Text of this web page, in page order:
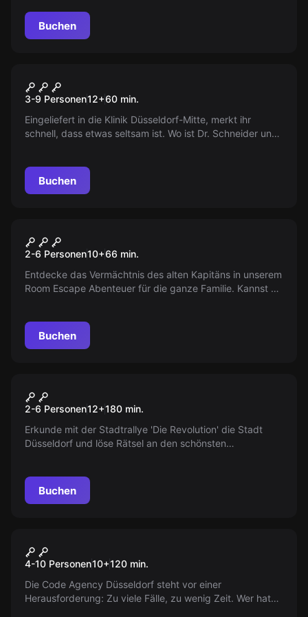
Buchen
Die Psychiatrie
3-9 Personen12+60 min.
Eingeliefert in die Klinik Düsseldorf-Mitte, merkt ihr
schnell, dass etwas seltsam ist. Wo ist Dr. Schneider und
Insassen...
Buchen
Das Vermächtnis des
Kapitäns
2-6 Personen10+66 min.
Entdecke das Vermächtnis des alten Kapitäns in unserem
Room Escape Abenteuer für die ganze Familie. Kannst du
Buchen
Neu
Stadtrallye Düsseldorf
2-6 Personen12+180 min.
Erkunde mit der Stadtrallye 'Die Revolution' die Stadt
Düsseldorf und löse Rätsel an den schönsten
Buchen
Neu
Spy Kids
4-10 Personen10+120 min.
Die Code Agency Düsseldorf steht vor einer
Herausforderung: Zu viele Fälle, zu wenig Zeit. Wer hat